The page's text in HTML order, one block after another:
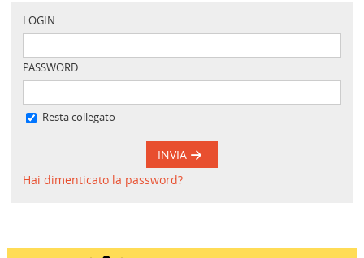
LOGIN
PASSWORD
Resta collegato
INVIA
Hai dimenticato la password?